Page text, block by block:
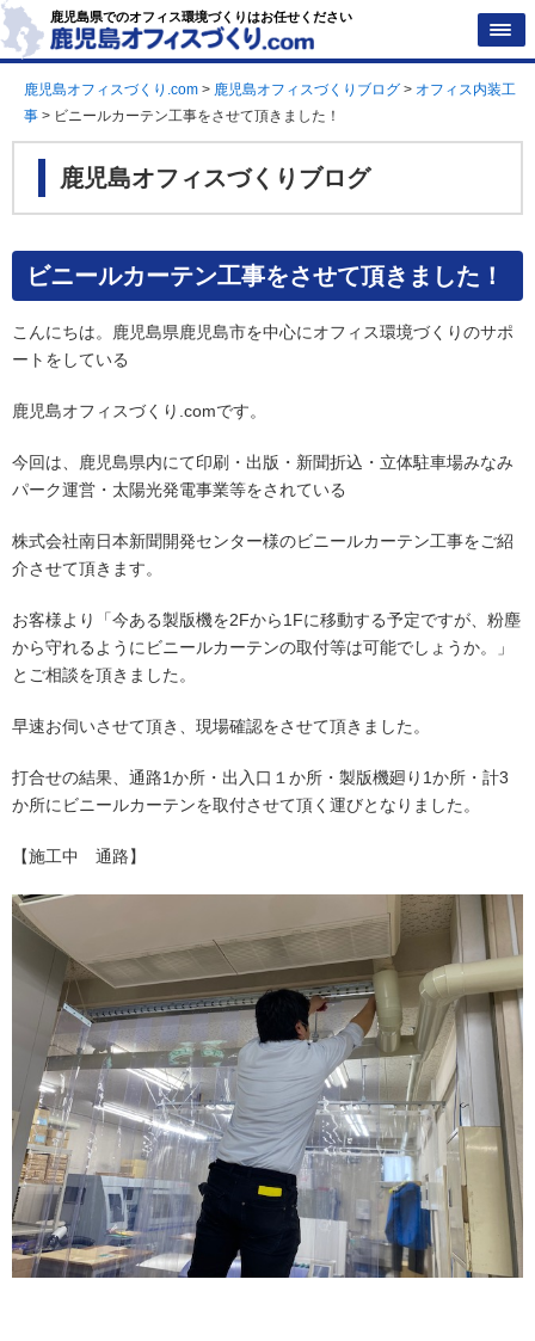
鹿児島県でのオフィス環境づくりはお任せください
鹿児島オフィスづくり.com > 鹿児島オフィスづくりブログ > オフィス内装工
事 > ビニールカーテン工事をさせて頂きました！
鹿児島オフィスづくりブログ
ビニールカーテン工事をさせて頂きました！
こんにちは。鹿児島県鹿児島市を中心にオフィス環境づくりのサポ
ートをしている
鹿児島オフィスづくり.comです。
今回は、鹿児島県内にて印刷・出版・新聞折込・立体駐車場みなみ
パーク運営・太陽光発電事業等をされている
株式会社南日本新聞開発センター様のビニールカーテン工事をご紹
介させて頂きます。
お客様より「今ある製版機を2Fから1Fに移動する予定ですが、粉塵
から守れるようにビニールカーテンの取付等は可能でしょうか。」
とご相談を頂きました。
早速お伺いさせて頂き、現場確認をさせて頂きました。
打合せの結果、通路1か所・出入口１か所・製版機廻り1か所・計3
か所にビニールカーテンを取付させて頂く運びとなりました。
【施工中 通路】